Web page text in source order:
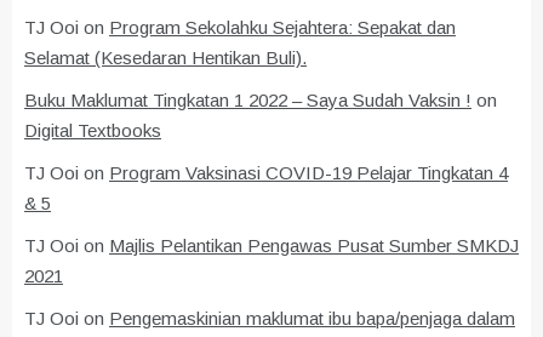
TJ Ooi on Program Sekolahku Sejahtera: Sepakat dan
Selamat (Kesedaran Hentikan Buli).
Buku Maklumat Tingkatan 1 2022 – Saya Sudah Vaksin ! on
Digital Textbooks
TJ Ooi on Program Vaksinasi COVID-19 Pelajar Tingkatan 4
& 5
TJ Ooi on Majlis Pelantikan Pengawas Pusat Sumber SMKDJ
2021
TJ Ooi on Pengemaskinian maklumat ibu bapa/penjaga dalam